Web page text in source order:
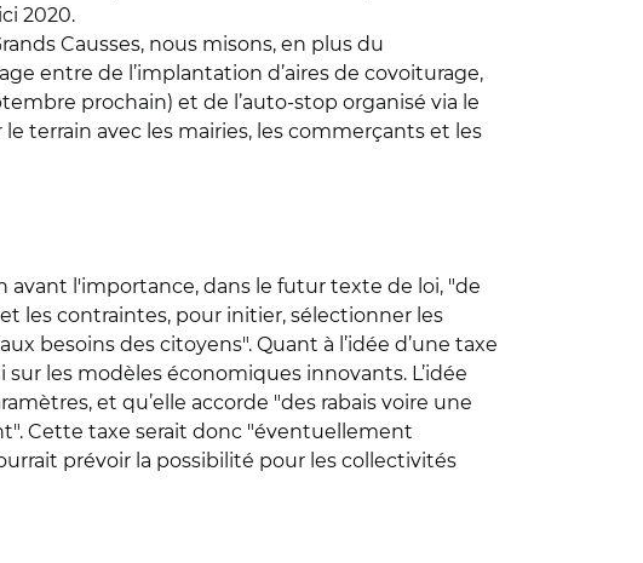
2020.
Causses, nous misons, en plus du
entre de l’implantation d’aires de covoiturage,
prochain) et de l’auto-stop organisé via le
terrain avec les mairies, les commerçants et les
avant l'importance, dans le futur texte de loi, "de
les contraintes, pour initier, sélectionner les
besoins des citoyens". Quant à l’idée d’une taxe
les modèles économiques innovants. L’idée
et qu’elle accorde "des rabais voire une
Cette taxe serait donc "éventuellement
prévoir la possibilité pour les collectivités